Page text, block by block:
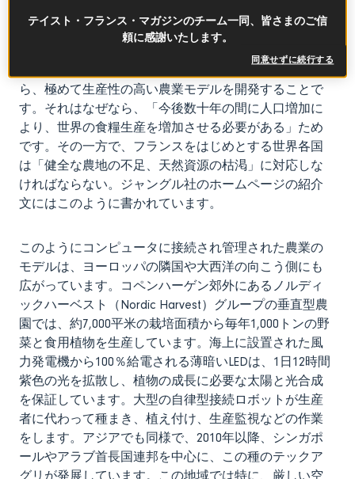
タで制御・誘導する、ほぼ無菌状態の空間。このフラ
ンスのスタートアップ企業の目的は何でしょうか？
再生可能エネルギーの利用と化石燃料を大量に消費す
ら、極めて生産性の高い農業モデルを開発することで
す。それはなぜなら、「今後数十年の間に人口増加に
より、世界の食糧生産を増加させる必要がある」ため
です。その一方で、フランスをはじめとする世界各国
は「健全な農地の不足、天然資源の枯渇」に対応しな
ければならない。ジャングル社のホームページの紹介
文にはこのように書かれています。
このようにコンピュータに接続され管理された農業の
モデルは、ヨーロッパの隣国や大西洋の向こう側にも
広がっています。コペンハーゲン郊外にあるノルディ
ックハーベスト（Nordic Harvest）グループの垂直型農
園では、約7,000平米の栽培面積から毎年1,000トンの野
菜と食用植物を生産しています。海上に設置された風
力発電機から100％給電される薄暗いLEDは、1日12時間
紫色の光を拡散し、植物の成長に必要な太陽と光合成
を保証しています。大型の自律型接続ロボットが生産
者に代わって種まき、植え付け、生産監視などの作業
をします。アジアでも同様で、2010年以降、シンガポ
ールやアラブ首長国連邦を中心に、この種のテックア
グリが発展しています。この地域では特に、厳しい空
テイスト・フランス・マガジンのチーム一同、皆さまのご信
頼に感謝いたします。
同意せずに続行する